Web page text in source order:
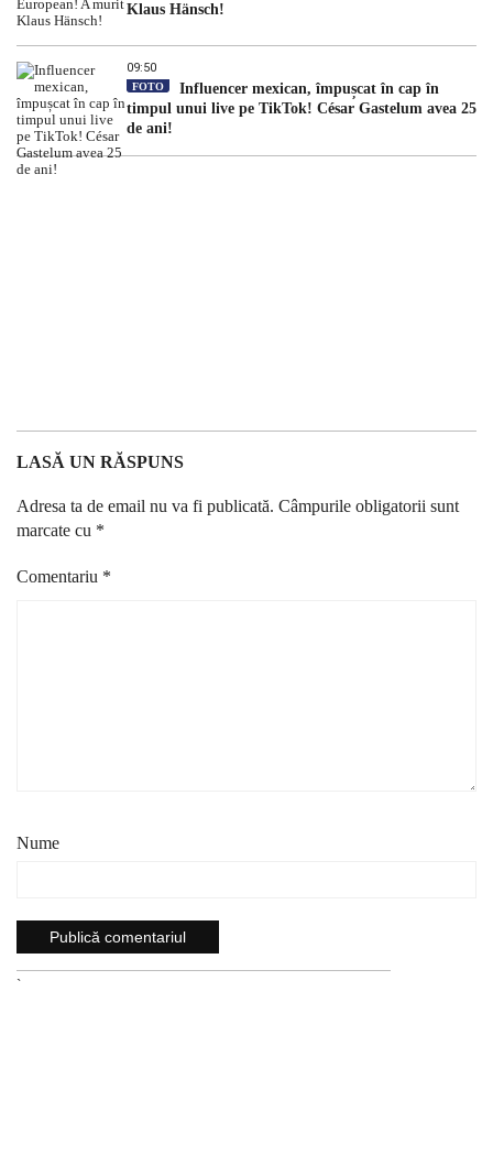
Klaus Hänsch!
09:50
FOTO
Influencer mexican, împușcat în cap în
timpul unui live pe TikTok! César Gastelum avea 25
de ani!
LASĂ UN RĂSPUNS
Adresa ta de email nu va fi publicată. Câmpurile obligatorii sunt
marcate cu *
Comentariu *
Nume
`